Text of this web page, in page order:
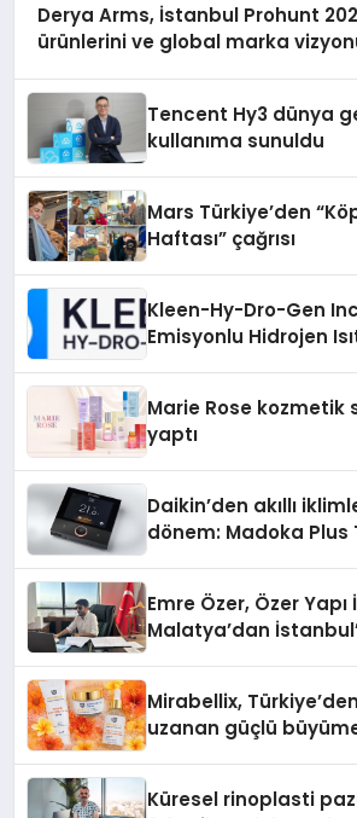
Derya Arms, İstanbul Prohunt
ürünlerini ve global marka
Tencent Hy3 dünya
kullanıma sunuldu
Mars Türkiye’den
Haftası” çağrısı
Kleen-Hy-Dro-Gen
Emisyonlu Hidrojen
Marie Rose kozmetik
yaptı
Daikin’den akıllı
dönem: Madoka Plus
Emre Özer, Özer
Malatya’dan
Mirabellix,
uzanan güçlü
Küresel rinoplasti